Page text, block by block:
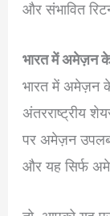
और संभावित
भारत में अमेज़न
भारत में अमेज़न
अंतरराष्ट्रीय
पर अमेज़न
और यह सिर्फ